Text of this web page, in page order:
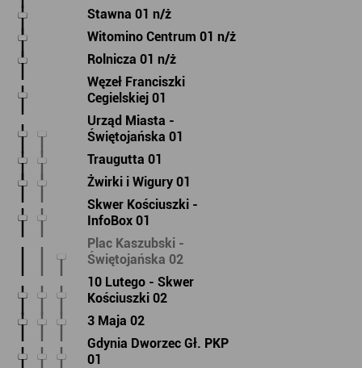
Stawna 01 n/ż
Witomino Centrum 01 n/ż
Rolnicza 01 n/ż
Węzeł Franciszki
Cegielskiej 01
Urząd Miasta -
Świętojańska 01
Traugutta 01
Żwirki i Wigury 01
Skwer Kościuszki -
InfoBox 01
Plac Kaszubski -
Świętojańska 02
10 Lutego - Skwer
Kościuszki 02
3 Maja 02
Gdynia Dworzec Gł. PKP
01